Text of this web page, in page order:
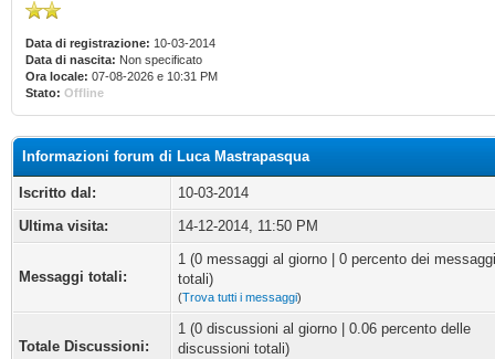
Data di registrazione: 10-03-2014
Data di nascita: Non specificato
Ora locale: 07-08-2026 e 10:31 PM
Stato: Offline
Informazioni forum di Luca Mastrapasqua
Iscritto dal:
10-03-2014
Ultima visita:
14-12-2014, 11:50 PM
Messaggi totali:
1 (0 messaggi al giorno | 0 percento dei messaggi
totali)
(Trova tutti i messaggi)
Totale Discussioni:
1 (0 discussioni al giorno | 0.06 percento delle
discussioni totali)